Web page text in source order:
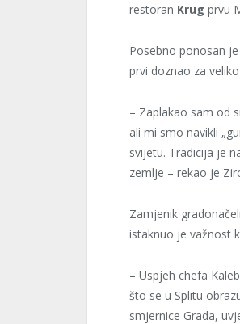
restoran Krug prvu
Posebno ponosan
prvi doznao za
– Zaplakao sam od
ali mi smo navikli
svijetu. Tradicija je
zemlje – rekao je
Zamjenik
istaknuo je važnost
– Uspjeh chefa
što se u Splitu
smjernice Grada,